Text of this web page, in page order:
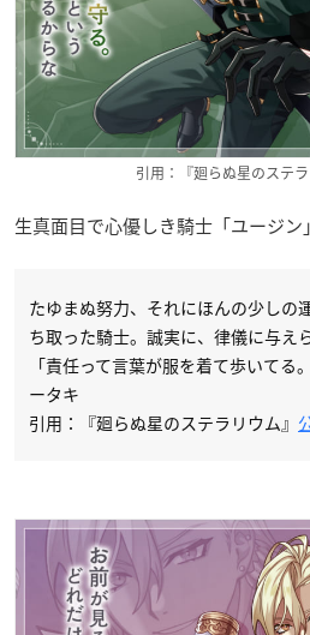
引用：『廻らぬ星のステラ
生真面目で心優しき騎士「ユージン
たゆまぬ努力、それにほんの少しの
ち取った騎士。誠実に、律儀に与え
「責任って言葉が服を着て歩いてる
ータキ
引用：『廻らぬ星のステラリウム』